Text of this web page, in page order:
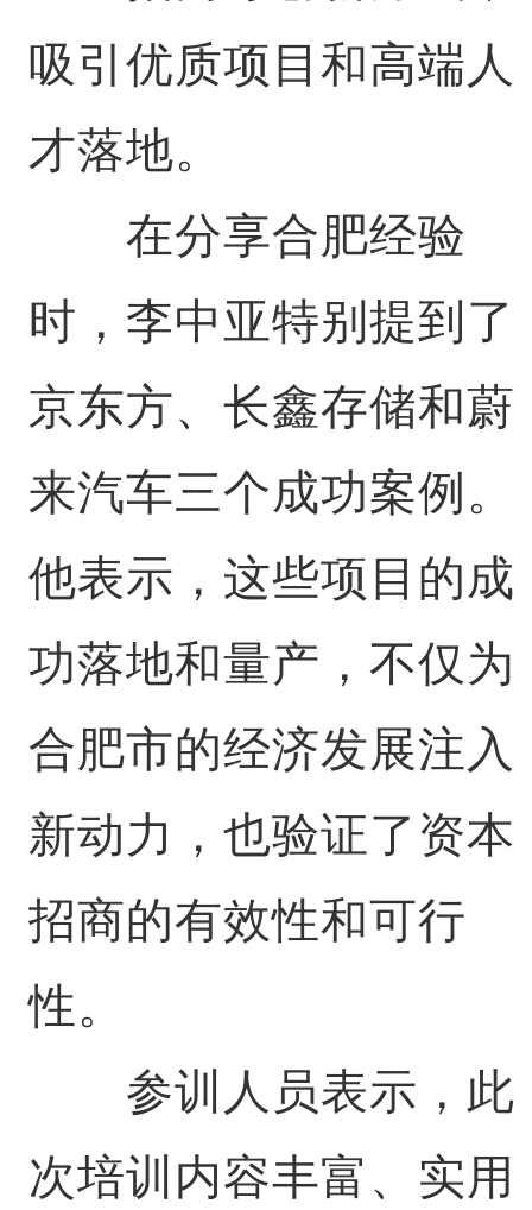
吸引优质项目和高端人
才落地。
在分享合肥经验
时，李中亚特别提到了
京东方、长鑫存储和蔚
来汽车三个成功案例。
他表示，这些项目的成
功落地和量产，不仅为
合肥市的经济发展注入
新动力，也验证了资本
招商的有效性和可行
性。
参训人员表示，此
次培训内容丰富、实用